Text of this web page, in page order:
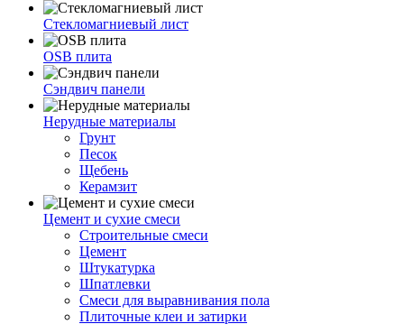
Стекломагниевый лист
OSB плита
Сэндвич панели
Нерудные материалы
Грунт
Песок
Щебень
Керамзит
Цемент и сухие смеси
Строительные смеси
Цемент
Штукатурка
Шпатлевки
Смеси для выравнивания пола
Плиточные клеи и затирки